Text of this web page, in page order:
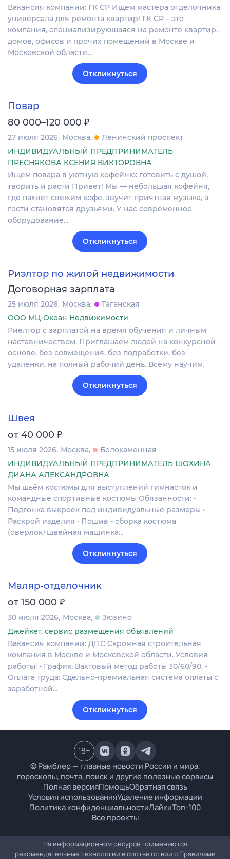
Вакансия компании: ГК СР Ищем мастера отделочника
универсала для ремонта квартир! ГК СР – это
компания, специализирующаяся на ремонте квартир,
домов, офисов и прочих помещений в Москве и
Московской области…
Откликнуться
Повар
80 000–120 000 ₽
27 июля 2026 Москва
Ленинский проспект
ИНДИВИДУАЛЬНЫЙ ПРЕДПРИНИМАТЕЛЬ
ПРЕСНЯКОВА КСЕНИЯ ВИКТОРОВНА
Ищем повара в уютную кофейню: готовить с душой,
творить и расти Привет! Мы — небольшая кофейня,
где пахнет свежим кофе, звучит приятная музыка, а
гости становятся друзьями. У нас современное
оборудование…
Откликнуться
Риэлтор по жилой недвижимости
Договорная зарплата
25 июля 2026 Москва
Таганская
ООО МЦ Океан Недвижимости
Риелтор с зарплатой на время обучения и личным
наставничеством. Приглашаем людей на конкурсной
основе, без совмещения, без подработки, без
удаленки, на полный рабочий день. Всему научим.
Откликнуться
Швея
от 40 000 ₽
15 июля 2026 Москва
Белокаменная
ИНДИВИДУАЛЬНЫЙ ПРЕДПРИНИМАТЕЛЬ ШОХИНА
ДИАНА АЛЕКСАНДРОВНА
Мы шьём костюмы для выступлений гимнасток и
командные спортивные костюмы Обязанности: •
Подгонка выкроек под индивидуальные размеры •
Раскрой изделия • Пошив - сборка костюма
(оверлок+швейная машинка…
Откликнуться
Маляр-отделочник
от 150 000 ₽
30 июля 2026 Москва
Зюзино
Джейкет, сервис размещения объявлений
Вакансия компании: ДПС Скромная строительная
компания в Москве и Московской области. Условия
работы: - График: Вахтовый метод работы 30/60/90. -
Оплата труда: Сдельно-премиальная система оплаты с
заработной…
Откликнуться
© Рамблер — главные новости России и мира,
гороскопы, почта, поиск и другие полезные сервисы
Полная версияПомощьОбратная связь
Условия использованияУдаление информации
Политика конфиденциальностиЛайкиТоп-100
Все проекты
18+
На информационном ресурсе применяются
рекомендательные технологии в соответствии с Правилами